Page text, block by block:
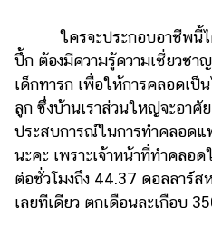
ใครจะประกอบอาชีพนี้ได้
ปึ้ก ต้องมีความรู้ความเชี่ยวชา
เด็กทารก เพื่อให้การคลอดเป็
ลูก ซึ่งบ้านเราส่วนใหญ่จะอา
ประสบการณ์ในการทำคลอดแ
นะคะ เพราะเจ้าหน้าที่ทำคลอด
ต่อชั่วโมงถึง 44.37 ดอลลาร์
เลยทีเดียว ตกเดือนละเกือบ